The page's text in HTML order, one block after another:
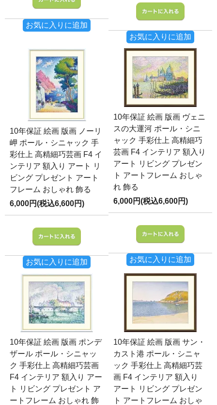
お気に入りに追加
お気に入りに追加
10年保証 絵画 版画 ノーリ
岬 ポール・シニャック 手
彩仕上 高精細巧芸画 F4 イ
ンテリア 額入り アート リ
ビング プレゼント アート
フレーム おしゃれ 飾る
6,000円(税込6,600円)
お気に入りに追加
10年保証 絵画 版画 ヴェニ
スの大運河 ポール・シニ
ャック 手彩仕上 高精細巧
芸画 F4 インテリア 額入り
アート リビング プレゼン
ト アートフレーム おしゃ
れ 飾る
6,000円(税込6,600円)
お気に入りに追加
10年保証 絵画 版画 ポンデ
ザール ポール・シニャッ
ク 手彩仕上 高精細巧芸画
F4 インテリア 額入り アー
ト リビング プレゼント ア
ートフレーム おしゃれ 飾
10年保証 絵画 版画 サン・
カスト港 ポール・シニャ
ック 手彩仕上 高精細巧芸
画 F4 インテリア 額入り
アート リビング プレゼン
ト アートフレーム おしゃ